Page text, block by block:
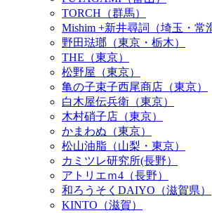
TORCH（群馬）
Mishim +新井尋詞（埼玉・常
野田琺瑯（東京・栃木）
THE（東京）
松野屋（東京）
亀の子束子西尾商店（東京）
白木屋伝兵衛（東京）
木村硝子店（東京）
かまわぬ（東京）
松山油脂（山梨・東京）
カミツレ研究所(長野）
アトリエｍ4（長野）
和ろうそくDAIYO（滋賀県）
KINTO（滋賀）